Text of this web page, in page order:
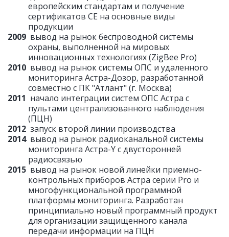
европейским стандартам и получение
сертификатов CE на основные виды
продукции
2009 вывод на рынок беспроводной системы
охраны, выполненной на мировых
инновационных технологиях (ZigBee Pro)
2010 вывод на рынок системы ОПС и удаленного
мониторинга Астра-Дозор, разработанной
совместно с ПК "Атлант" (г. Москва)
2011 начало интеграции систем ОПС Астра с
пультами централизованного наблюдения
(ПЦН)
2012 запуск второй линии производства
2014 вывод на рынок радиоканальной системы
мониторинга Астра-Y с двусторонней
радиосвязью
2015 вывод на рынок новой линейки приемно-
контрольных приборов Астра серии Pro и
многофункциональной программной
платформы мониторинга. Разработан
принципиально новый программный продукт
для организации защищенного канала
передачи информации на ПЦН